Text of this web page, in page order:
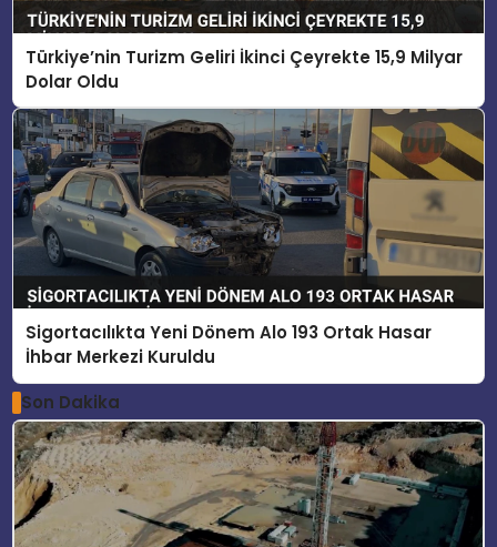
Türkiye’nin Turizm Geliri İkinci Çeyrekte 15,9 Milyar
Dolar Oldu
Sigortacılıkta Yeni Dönem Alo 193 Ortak Hasar
İhbar Merkezi Kuruldu
Son Dakika